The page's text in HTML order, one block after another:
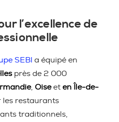
l’excellence de
SEBI a équipé en
près de 2 000
, Oiseet en Île-de-
les restaurants
traditionnels,